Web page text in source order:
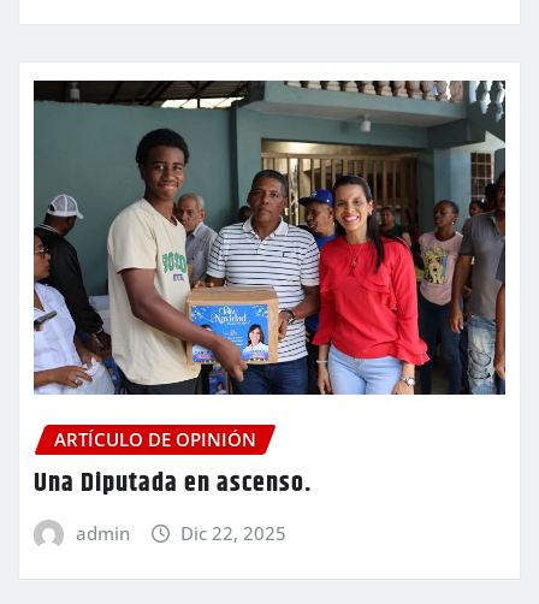
ARTÍCULO DE OPINIÓN
Una Diputada en ascenso.
admin Dic 22, 2025